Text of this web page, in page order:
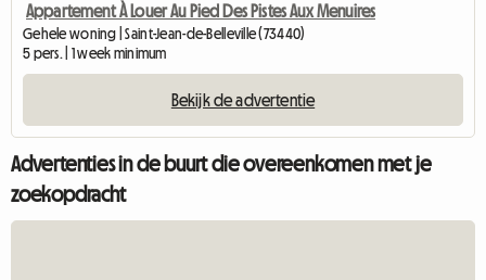
Appartement À Louer Au Pied Des Pistes Aux Menuires
Gehele woning | Saint-Jean-de-Belleville (73440)
5 pers. | 1 week minimum
Bekijk de advertentie
Advertenties in de buurt die overeenkomen met je
zoekopdracht